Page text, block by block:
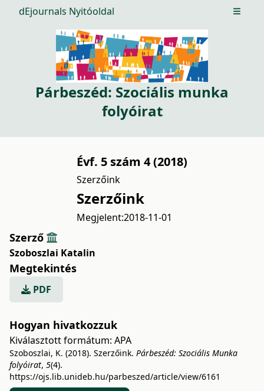
dEjournals Nyitóoldal Open
Párbeszéd: Szociális munka
folyóirat
Évf. 5 szám 4 (2018)
Szerzőink
Szerzőink
Megjelent:2018-11-01
Szerző
Szoboszlai Katalin
Megtekintés
PDF
Hogyan hivatkozzuk
Kiválasztott formátum: APA
Szoboszlai, K. (2018). Szerzőink. Párbeszéd: Szociális Munka
folyóirat, 5(4).
https://ojs.lib.unideb.hu/parbeszed/article/view/6161